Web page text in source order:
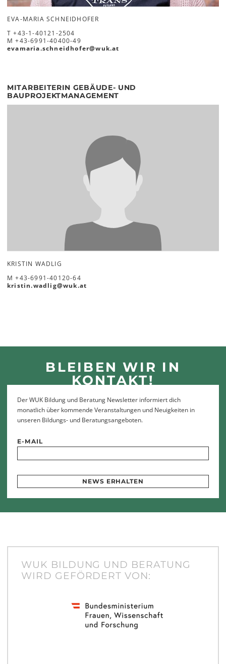
EVA-MARIA SCHNEIDHOFER
T+43-1-40121-2504
M+43-6991-40400-49
evamaria.schneidhofer@wuk.at
MITARBEITERIN GEBÄUDE- UND
BAUPROJEKTMANAGEMENT
KRISTIN WADLIG
M+43-6991-40120-64
kristin.wadlig@wuk.at
BLEIBEN WIR IN
KONTAKT!
Der WUK Bildung und Beratung Newsletter informiert dich
monatlich über kommende Veranstaltungen und Neuigkeiten in
unseren Bildungs- und Beratungsangeboten.
E-MAIL
NEWS ERHALTEN
WUK BILDUNG UND BERATUNG
WIRD GEFÖRDERT VON: